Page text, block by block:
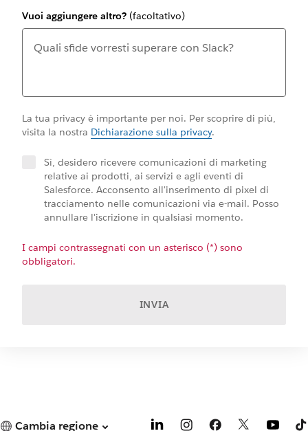
Vuoi aggiungere altro? (facoltativo)
La tua privacy è importante per noi. Per scoprire di più,
visita la nostra Dichiarazione sulla privacy.
Sì, desidero ricevere comunicazioni di marketing
relative ai prodotti, ai servizi e agli eventi di
Salesforce. Acconsento all'inserimento di pixel di
tracciamento nelle comunicazioni via e-mail. Posso
annullare l'iscrizione in qualsiasi momento.
I campi contrassegnati con un asterisco (*) sono
obbligatori.
INVIA
Cambia regione